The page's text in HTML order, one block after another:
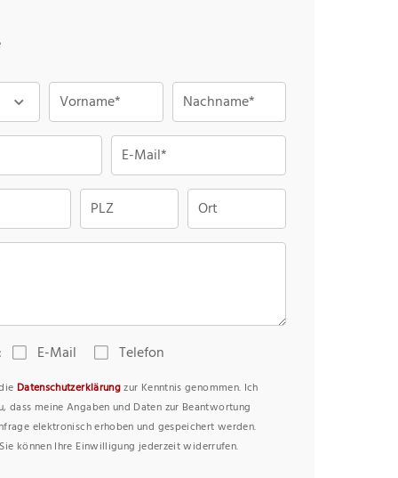
Vorname* Nachname*
E-Mail*
PLZ Ort
E-Mail Telefon
Datenschutzerklärungzur Kenntnis genommen. Ich
dass meine Angaben und Daten zur Beantwortung
elektronisch erhoben und gespeichert werden.
können Ihre Einwilligung jederzeit widerrufen.